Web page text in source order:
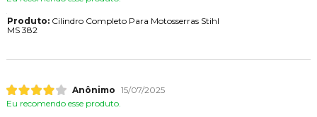
Produto:Cilindro Completo Para Motosserras Stihl
MS 382
Anônimo 15/07/2025
Eu recomendo esse produto.